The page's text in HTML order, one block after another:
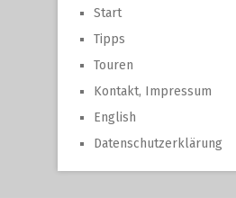
Start
Tipps
Touren
Kontakt, Impressum
English
Datenschutzerklärung